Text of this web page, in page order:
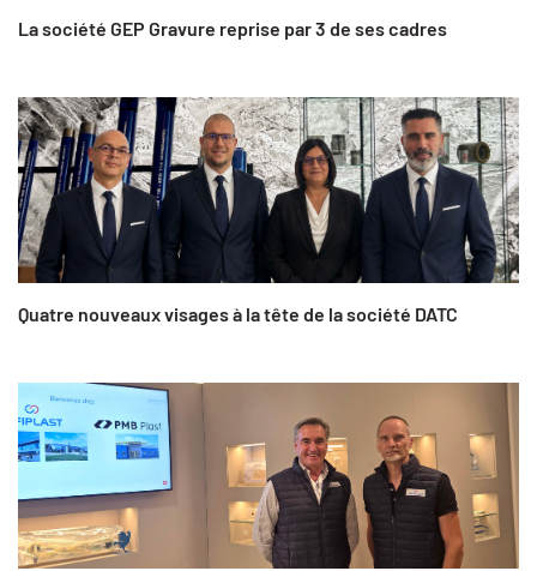
La société GEP Gravure reprise par 3 de ses cadres
Quatre nouveaux visages à la tête de la société DATC